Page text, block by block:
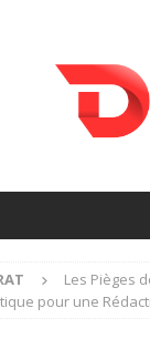
Les Pièges
pour une